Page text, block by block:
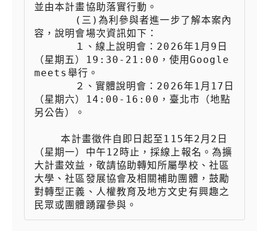
並由本計畫協助落實行動。
容，說明會場次資訊如下：
（星期五）19:30-21:00，使用Google
meets舉行。
（星期六）14:00-16:00，臺北市（地點
另公告）。
    本計畫徵件自即日起至115年2月2日
（星期一）中午12時止，採線上報名。為擴
大計畫效益，敬請協助轉知所屬學校、社區
大學、社區發展協會及相關補助團體，鼓勵
對轉型正義、人權教育及地方文史有興趣之
民眾或團體踴躍參與。